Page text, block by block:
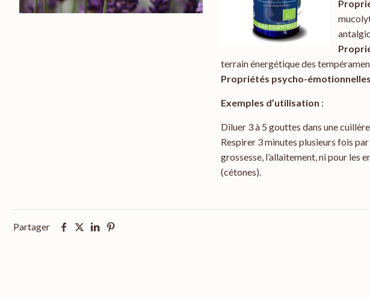
terrain énergétique des
Propriétés psycho-émotionnelles
Exemples d’utilisation :
Diluer 3 à 5 gouttes dans une
Respirer 3 minutes plusieurs fois
grossesse, l’allaitement, ni pour les
(cétones).
Partager